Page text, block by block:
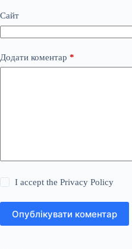
Сайт
Додати коментар *
I accept thePrivacy Policy
Опублікувати коментар